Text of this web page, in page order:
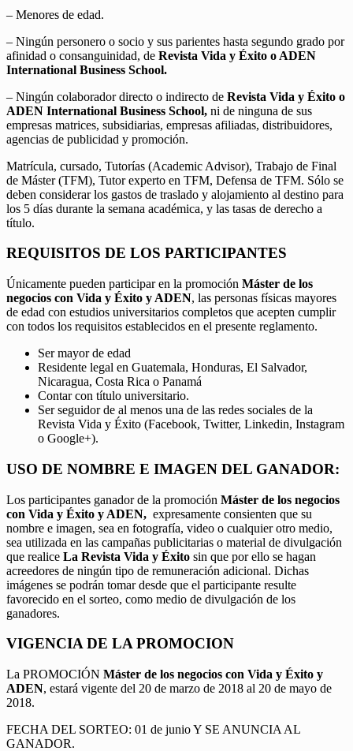
– Menores de edad.
– Ningún personero o socio y sus parientes hasta segundo grado por
afinidad o consanguinidad, de Revista Vida y Éxito o ADEN
International Business School.
– Ningún colaborador directo o indirecto de Revista Vida y Éxito o
ADEN International Business School, ni de ninguna de sus
empresas matrices, subsidiarias, empresas afiliadas, distribuidores,
agencias de publicidad y promoción.
Matrícula, cursado, Tutorías (Academic Advisor), Trabajo de Final
de Máster (TFM), Tutor experto en TFM, Defensa de TFM. Sólo se
deben considerar los gastos de traslado y alojamiento al destino para
los 5 días durante la semana académica, y las tasas de derecho a
título.
REQUISITOS DE LOS PARTICIPANTES
Únicamente pueden participar en la promoción Máster de los
negocios con Vida y Éxito y ADEN, las personas físicas mayores
de edad con estudios universitarios completos que acepten cumplir
con todos los requisitos establecidos en el presente reglamento.
Ser mayor de edad
Residente legal en Guatemala, Honduras, El Salvador,
Nicaragua, Costa Rica o Panamá
Contar con título universitario.
Ser seguidor de al menos una de las redes sociales de la
Revista Vida y Éxito (Facebook, Twitter, Linkedin, Instagram
o Google+).
USO DE NOMBRE E IMAGEN DEL GANADOR:
Los participantes ganador de la promoción Máster de los negocios
con Vida y Éxito y ADEN, expresamente consienten que su
nombre e imagen, sea en fotografía, video o cualquier otro medio,
sea utilizada en las campañas publicitarias o material de divulgación
que realice La Revista Vida y Éxito sin que por ello se hagan
acreedores de ningún tipo de remuneración adicional. Dichas
imágenes se podrán tomar desde que el participante resulte
favorecido en el sorteo, como medio de divulgación de los
ganadores.
VIGENCIA DE LA PROMOCION
La PROMOCIÓN Máster de los negocios con Vida y Éxito y
ADEN, estará vigente del 20 de marzo de 2018 al 20 de mayo de
2018.
FECHA DEL SORTEO: 01 de junio Y SE ANUNCIA AL
GANADOR.